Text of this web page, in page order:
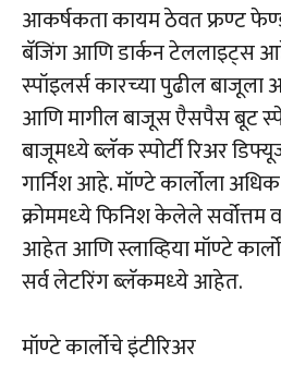
आकर्षकता कायम ठेवत फ्रण्‍ट
बॅजिंग आणि डार्कन टेललाइट्स
स्‍पॉइलर्स कारच्‍या पुढील
आणि मागील बाजूस एैसपैस बूट
बाजूमध्‍ये ब्‍लॅक स्‍पोर्टी रिअर
गार्निश आहे. मॉण्‍टे कार्लोला
क्रोममध्‍ये फिनिश केलेले
आहेत आणि स्‍लाव्हिया मॉण्‍टे
सर्व लेटरिंग ब्‍लॅकमध्‍ये आहेत.
मॉण्‍टे कार्लोचे इंटीरिअर